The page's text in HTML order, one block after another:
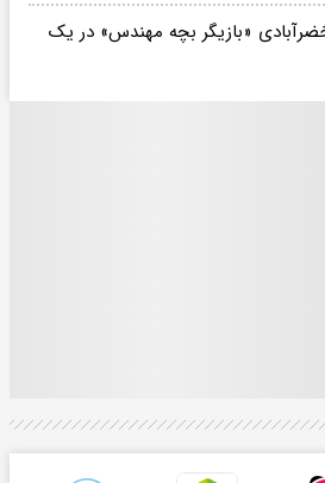
«بازیگر بچه مهندس» در یک